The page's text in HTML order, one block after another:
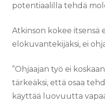
potentiaalilla tehdä
Atkinson kokee itsensä
elokuvantekijäksi, ei
”Ohjaajan työ ei
tärkeäksi, että osaa
käyttää luovuutta